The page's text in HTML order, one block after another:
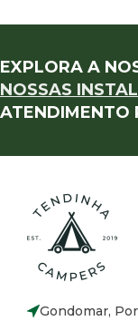
EXPLORA A
NOSSAS
ATENDIMENTO
Gondomar,